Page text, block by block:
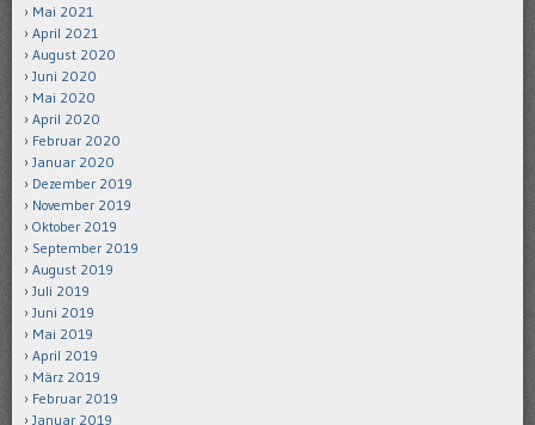
Mai 2021
April 2021
August 2020
Juni 2020
Mai 2020
April 2020
Februar 2020
Januar 2020
Dezember 2019
November 2019
Oktober 2019
September 2019
August 2019
Juli 2019
Juni 2019
Mai 2019
April 2019
März 2019
Februar 2019
Januar 2019